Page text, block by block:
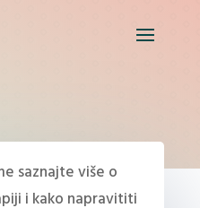
saznajte više o
i kako napravititi